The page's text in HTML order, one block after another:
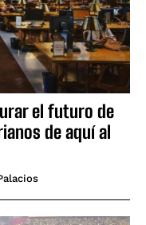
el futuro de
de aquí al